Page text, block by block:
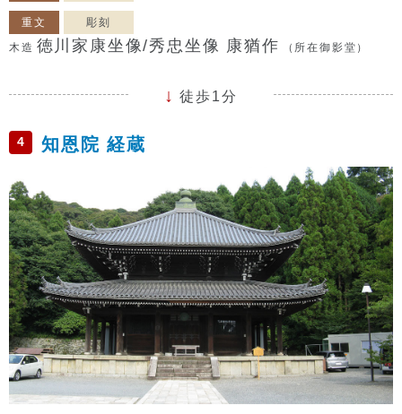
重文
彫刻
木造 徳川家康坐像/秀忠坐像 康猶作 （所在御影堂）
徒歩1分
4 知恩院 経蔵